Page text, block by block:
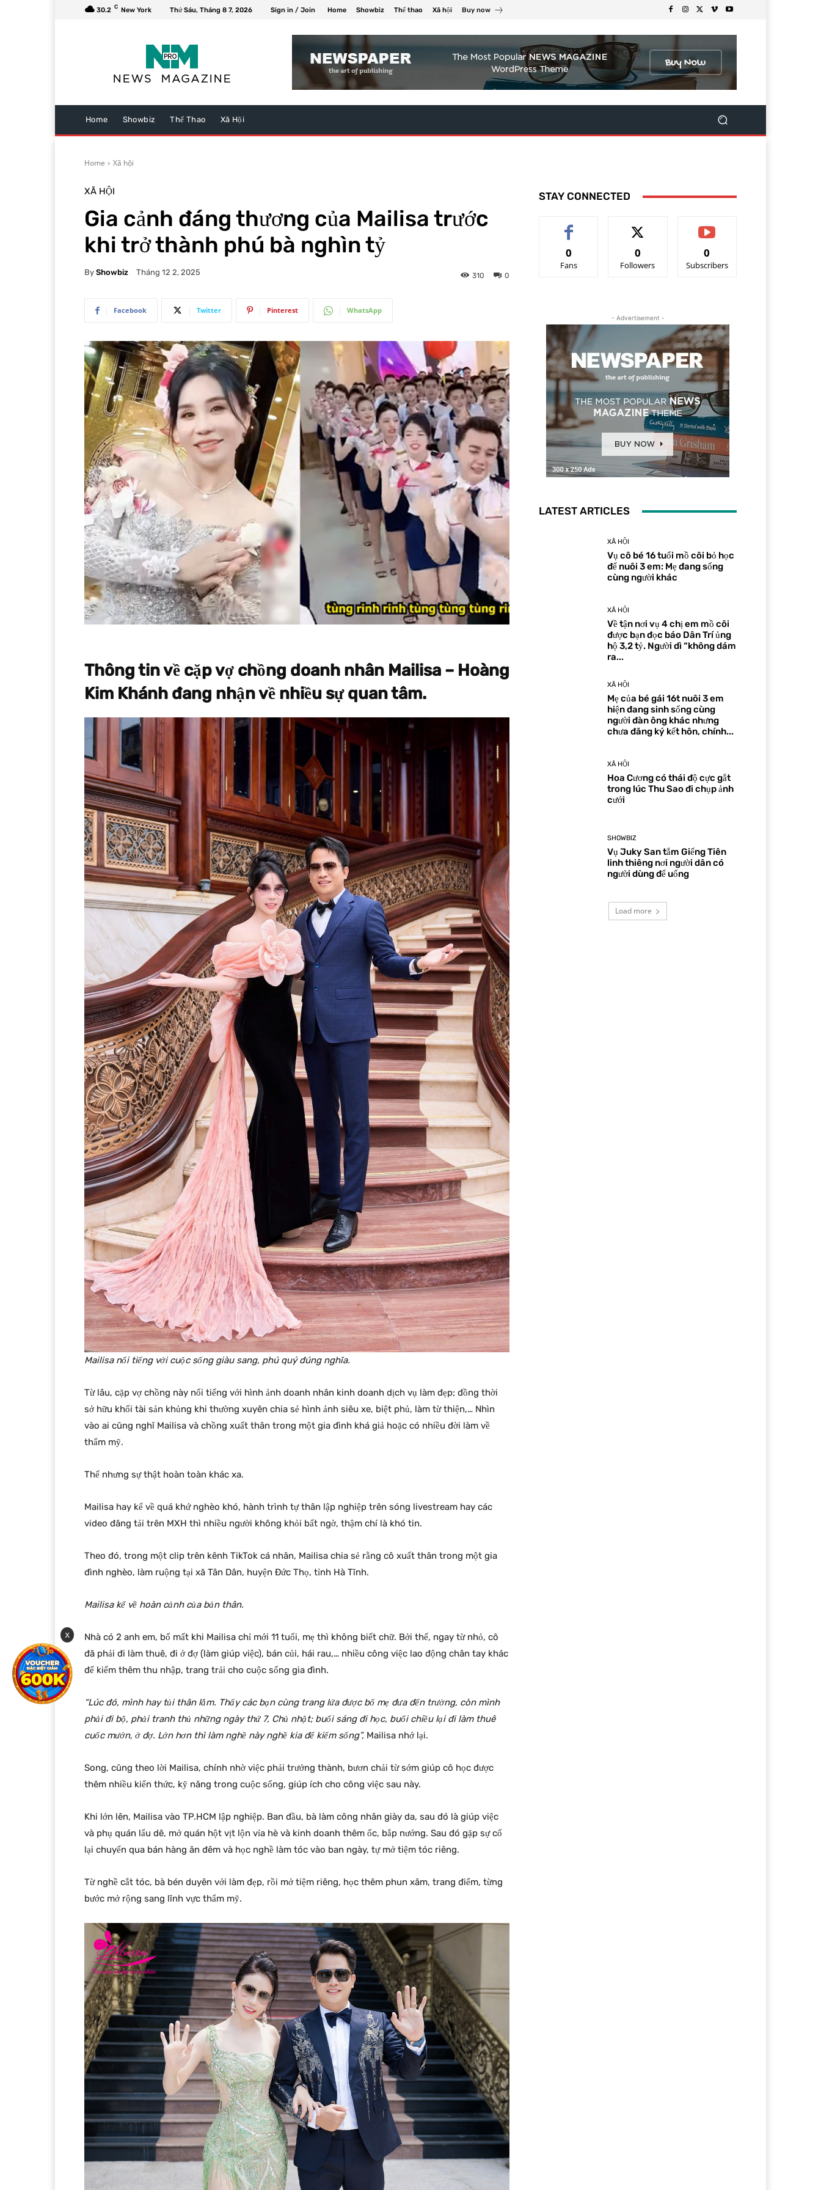
30.2 C New York Thứ Sáu, Tháng 8 7, 2026 Sign in / Join Home Showbiz Thể thao Xã hội Buy now
Home Showbiz Thể Thao Xã Hội
Home Xã hội
XÃ HỘI
Gia cảnh đáng thương của Mailisa trước
khi trở thành phú bà nghìn tỷ
By Showbiz Tháng 12 2, 2025 0
310
Facebook Twitter Pinterest WhatsApp
Thông tin về cặp vợ chồng doanh nhân Mailisa – Hoàng
Kim Khánh đang nhận về nhiều sự quan tâm.
Mailisa nổi tiếng với cuộc sống giàu sang, phú quý đúng nghĩa.
Từ lâu, cặp vợ chồng này nổi tiếng với hình ảnh doanh nhân kinh doanh dịch vụ làm đẹp; đồng thời
sở hữu khối tài sản khủng khi thường xuyên chia sẻ hình ảnh siêu xe, biệt phủ, làm từ thiện,… Nhìn
vào ai cũng nghĩ Mailisa và chồng xuất thân trong một gia đình khá giả hoặc có nhiều đời làm về
thẩm mỹ.
Thế nhưng sự thật hoàn toàn khác xa.
Mailisa hay kể về quá khứ nghèo khó, hành trình tự thân lập nghiệp trên sóng livestream hay các
video đăng tải trên MXH thì nhiều người không khỏi bất ngờ, thậm chí là khó tin.
Theo đó, trong một clip trên kênh TikTok cá nhân, Mailisa chia sẻ rằng cô xuất thân trong một gia
đình nghèo, làm ruộng tại xã Tân Dân, huyện Đức Thọ, tỉnh Hà Tĩnh.
Mailisa kể về hoàn cảnh của bản thân.
Nhà có 2 anh em, bố mất khi Mailisa chỉ mới 11 tuổi, mẹ thì không biết chữ. Bởi thế, ngay từ nhỏ, cô
đã phải đi làm thuê, đi ở đợ (làm giúp việc), bán củi, hái rau,… nhiều công việc lao động chân tay khác
để kiếm thêm thu nhập, trang trải cho cuộc sống gia đình.
“Lúc đó, mình hay tủi thân lắm. Thấy các bạn cùng trang lứa được bố mẹ đưa đến trường, còn mình
phải đi bộ, phải tranh thủ những ngày thứ 7, Chủ nhật; buổi sáng đi học, buổi chiều lại đi làm thuê
cuốc mướn, ở đợ. Lớn hơn thì làm nghề này nghề kia để kiếm sống”, Mailisa nhớ lại.
Song, cũng theo lời Mailisa, chính nhờ việc phải trưởng thành, bươn chải từ sớm giúp cô học được
thêm nhiều kiến thức, kỹ năng trong cuộc sống, giúp ích cho công việc sau này.
Khi lớn lên, Mailisa vào TP.HCM lập nghiệp. Ban đầu, bà làm công nhân giày da, sau đó là giúp việc
và phụ quán lẩu dê, mở quán hột vịt lộn vỉa hè và kinh doanh thêm ốc, bắp nướng. Sau đó gặp sự cố
lại chuyển qua bán hàng ăn đêm và học nghề làm tóc vào ban ngày, tự mở tiệm tóc riêng.
Từ nghề cắt tóc, bà bén duyên với làm đẹp, rồi mở tiệm riêng, học thêm phun xăm, trang điểm, từng
bước mở rộng sang lĩnh vực thẩm mỹ.
STAY CONNECTED
0
Fans
0
Followers
0
Subscribers
- Advertisement -
LATEST ARTICLES
XÃ HỘI
Vụ cô bé 16 tuổi mồ côi bỏ học
để nuôi 3 em: Mẹ đang sống
cùng người khác
XÃ HỘI
Về tận nơi vụ 4 chị em mồ côi
được bạn đọc báo Dân Trí ủng
hộ 3,2 tỷ. Người dì “không dám
ra...
XÃ HỘI
Mẹ của bé gái 16t nuôi 3 em
hiện đang sinh sống cùng
người đàn ông khác nhưng
chưa đăng ký kết hôn, chính...
XÃ HỘI
Hoa Cương có thái độ cực gắt
trong lúc Thu Sao đi chụp ảnh
cưới
SHOWBIZ
Vụ Juky San tắm Giếng Tiên
linh thiêng nơi người dân có
người dùng để uống
Load more
x